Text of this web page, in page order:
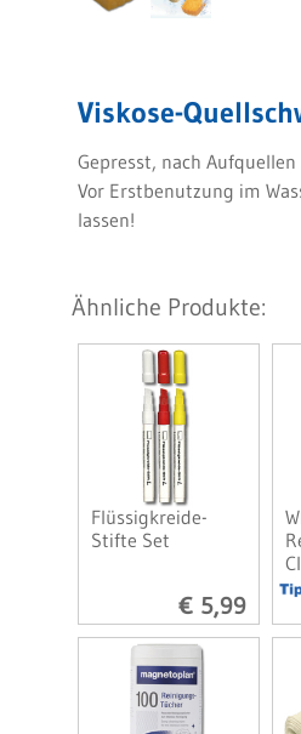
Viskose-
Gepresst, nach Aufquellen
Vor Erstbenutzung im
lassen!
Ähnliche Produkte:
Flüssigkreide-
Stifte Set
€ 5,99